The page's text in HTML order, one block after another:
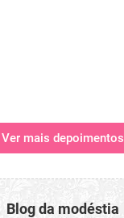
Ver mais depoimentos
Blog da modéstia